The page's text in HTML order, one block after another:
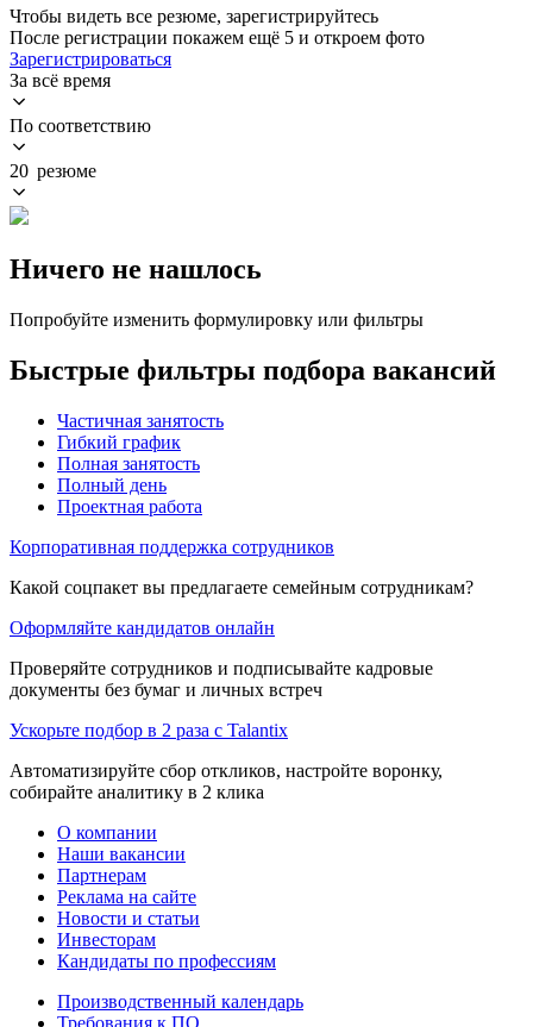
Чтобы видеть все резюме, зарегистрируйтесь
После регистрации покажем ещё 5 и откроем фото
Зарегистрироваться
За всё время
По соответствию
20 резюме
Ничего не нашлось
Попробуйте изменить формулировку или фильтры
Быстрые фильтры подбора вакансий
Частичная занятость
Гибкий график
Полная занятость
Полный день
Проектная работа
Корпоративная поддержка сотрудников
Какой соцпакет вы предлагаете семейным сотрудникам?
Оформляйте кандидатов онлайн
Проверяйте сотрудников и подписывайте кадровые
документы без бумаг и личных встреч
Ускорьте подбор в 2 раза с Talantix
Автоматизируйте сбор откликов, настройте воронку,
собирайте аналитику в 2 клика
О компании
Наши вакансии
Партнерам
Реклама на сайте
Новости и статьи
Инвесторам
Кандидаты по профессиям
Производственный календарь
Требования к ПО